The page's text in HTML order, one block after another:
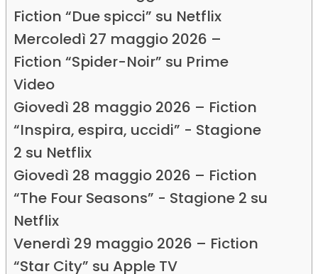
Fiction “Due spicci” su Netflix
Mercoledì 27 maggio 2026 –
Fiction “Spider-Noir” su Prime
Video
Giovedì 28 maggio 2026 – Fiction
“Inspira, espira, uccidi” - Stagione
2 su Netflix
Giovedì 28 maggio 2026 – Fiction
“The Four Seasons” - Stagione 2 su
Netflix
Venerdì 29 maggio 2026 – Fiction
“Star City” su Apple TV